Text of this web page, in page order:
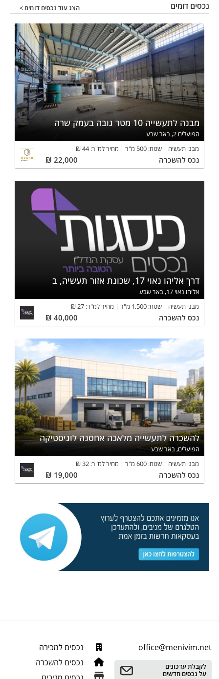
נכסים דומים הצג עוד נכסים דומים >
מבנה לתעשייה 10 מטר גובה בעמק שרה
הפועלים 2, באר שבע
מבני תעשיה
שטח: 500 מ"ר מחיר למ"ר:44
₪
נכס להשכרה 22,000
₪
דרך אליהו נאוי 17, שכונת אזור תעשיה, ב
אליהו נאוי 17, באר שבע
מבני תעשיה
שטח: 1,500 מ"ר מחיר למ"ר: 27
₪
נכס להשכרה 40,000
₪
להשכרה לתעשייה מלאכה אחסנה לוגיסטיקה
הפועלים, באר שבע
מבני תעשיה
שטח: 600 מ"ר מחיר למ"ר: 32
₪
נכס להשכרה 19,000
₪
office@menivim.net
לקבלת עדכונים
על נכסים חדשים
נכסים למכירה
נכסים להשכרה